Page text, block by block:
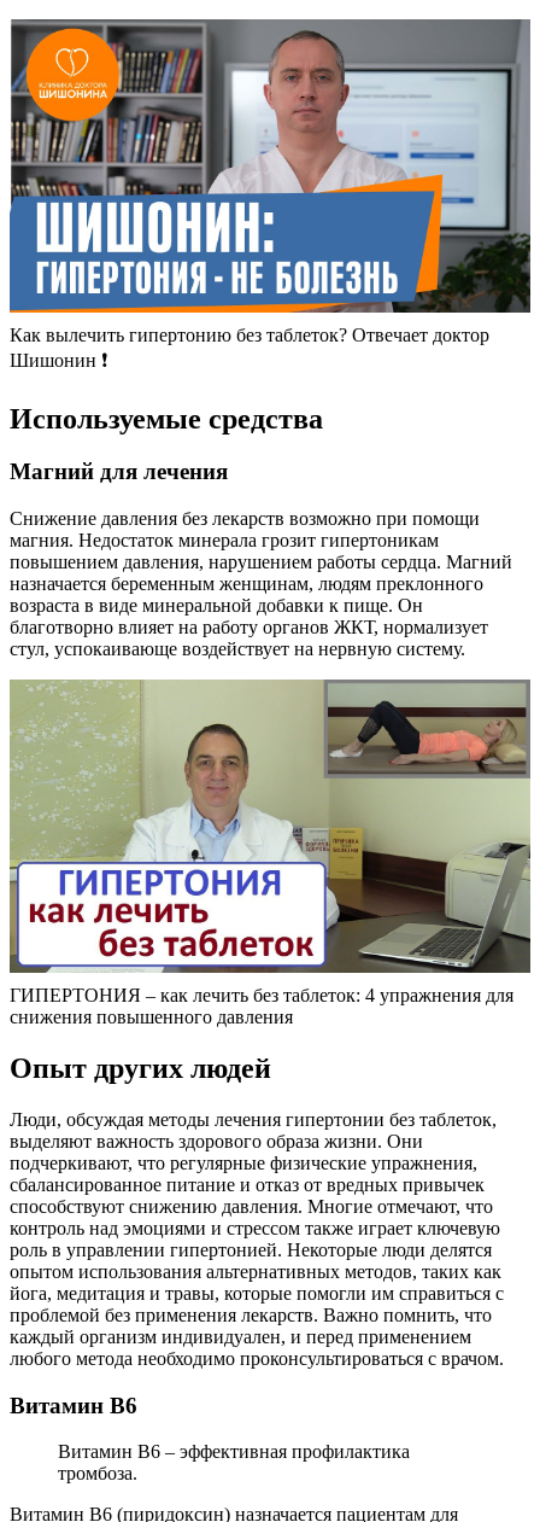
Как вылечить гипертонию без таблеток? Отвечает доктор
Шишонин ❗️
Используемые средства
Магний для лечения
Снижение давления без лекарств возможно при помощи
магния. Недостаток минерала грозит гипертоникам
повышением давления, нарушением работы сердца. Магний
назначается беременным женщинам, людям преклонного
возраста в виде минеральной добавки к пище. Он
благотворно влияет на работу органов ЖКТ, нормализует
стул, успокаивающе воздействует на нервную систему.
ГИПЕРТОНИЯ – как лечить без таблеток: 4 упражнения для
снижения повышенного давления
Опыт других людей
Люди, обсуждая методы лечения гипертонии без таблеток,
выделяют важность здорового образа жизни. Они
подчеркивают, что регулярные физические упражнения,
сбалансированное питание и отказ от вредных привычек
способствуют снижению давления. Многие отмечают, что
контроль над эмоциями и стрессом также играет ключевую
роль в управлении гипертонией. Некоторые люди делятся
опытом использования альтернативных методов, таких как
йога, медитация и травы, которые помогли им справиться с
проблемой без применения лекарств. Важно помнить, что
каждый организм индивидуален, и перед применением
любого метода необходимо проконсультироваться с врачом.
Витамин В6
Витамин В6 – эффективная профилактика
тромбоза.
Витамин В6 (пиридоксин) назначается пациентам для